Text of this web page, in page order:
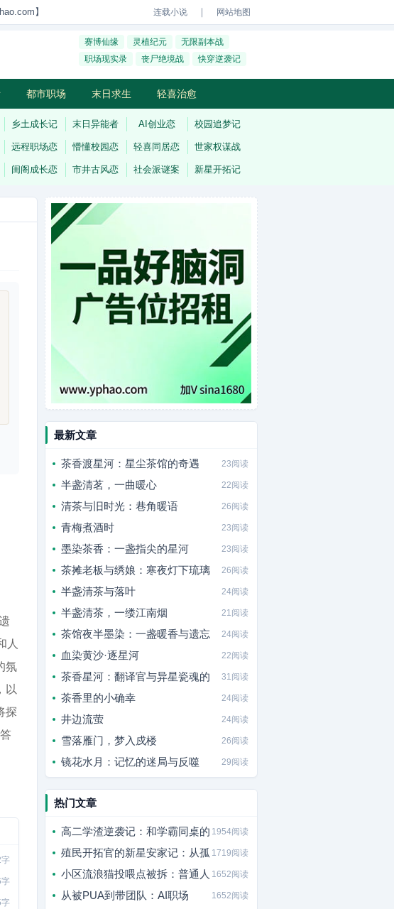
】 连载小说 ｜ 网站地图
赛博仙缘 灵植纪元
无限副本战
职场现实录
丧尸绝境战 快穿逆袭记
都市职场 末日求生 轻喜治愈
乡土成长记 末日异能者 AI创业恋 校园追梦记
远程职场恋 懵懂校园恋 轻喜同居恋 世家权谋战
闺阁成长恋 市井古风恋 社会派谜案 新星开拓记
人
氛
以
探
最新文章
茶香渡星河：星尘茶馆的奇遇 23阅读
半盏清茗，一曲暖心 22阅读
清茶与旧时光：巷角暖语 26阅读
青梅煮酒时 23阅读
墨染茶香：一盏指尖的星河 23阅读
茶摊老板与绣娘：寒夜灯下琉璃 26阅读
半盏清茶与落叶 24阅读
半盏清茶，一缕江南烟 21阅读
茶馆夜半墨染：一盏暖香与遗忘 24阅读
血染黄沙·逐星河 22阅读
茶香星河：翻译官与异星瓷魂的 31阅读
茶香里的小确幸 24阅读
井边流萤 24阅读
雪落雁门，梦入戍楼 26阅读
镜花水月：记忆的迷局与反噬 29阅读
热门文章
高二学渣逆袭记：和学霸同桌的 1954阅读
殖民开拓官的新星安家记：从孤 1719阅读
小区流浪猫投喂点被拆：普通人 1652阅读
从被PUA到带团队：AI职场 1652阅读